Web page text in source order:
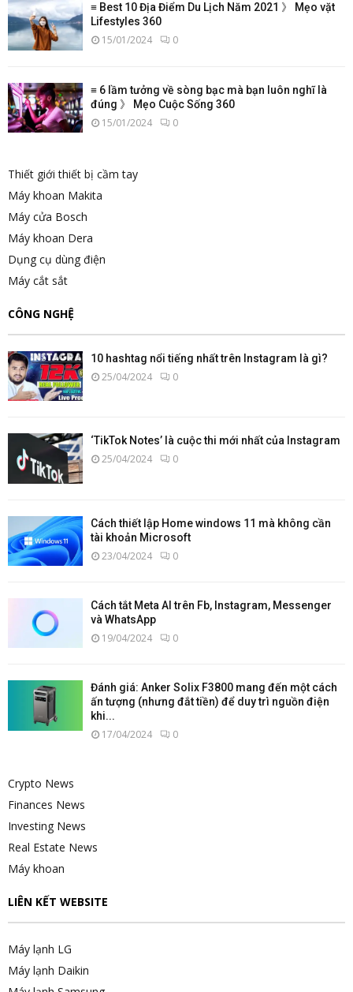
≡ Best 10 Địa Điểm Du Lịch Năm 2021 》 Mẹo vặt
Lifestyles 360
15/01/2024 0
≡ 6 lầm tưởng về sòng bạc mà bạn luôn nghĩ là
đúng 》 Mẹo Cuộc Sống 360
15/01/2024 0
Thiết giới thiết bị cầm tay
Máy khoan Makita
Máy cửa Bosch
Máy khoan Dera
Dụng cụ dùng điện
Máy cắt sắt
CÔNG NGHỆ
10 hashtag nổi tiếng nhất trên Instagram là gì?
25/04/2024 0
‘TikTok Notes’ là cuộc thi mới nhất của Instagram
25/04/2024 0
Cách thiết lập Home windows 11 mà không cần
tài khoản Microsoft
23/04/2024 0
Cách tắt Meta AI trên Fb, Instagram, Messenger
và WhatsApp
19/04/2024 0
Đánh giá: Anker Solix F3800 mang đến một cách
ấn tượng (nhưng đắt tiền) để duy trì nguồn điện
khi...
17/04/2024 0
Crypto News
Finances News
Investing News
Real Estate News
Máy khoan
LIÊN KẾT WEBSITE
Máy lạnh LG
Máy lạnh Daikin